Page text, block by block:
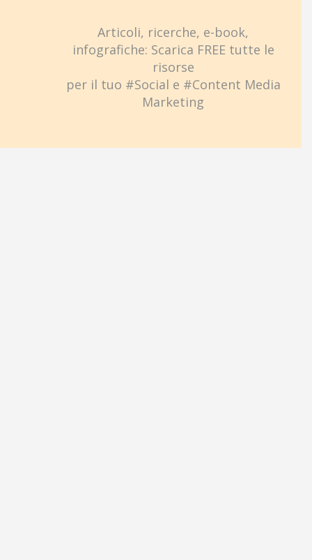
Articoli, ricerche, e-book,
infografiche: Scarica FREE tutte le
risorse
per il tuo #Social e #Content Media
Marketing